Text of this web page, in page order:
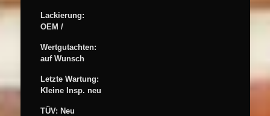
Lackierung:
OEM /
Wertgutachten:
auf Wunsch
Letzte Wartung:
Kleine Insp. neu
TÜV: Neu